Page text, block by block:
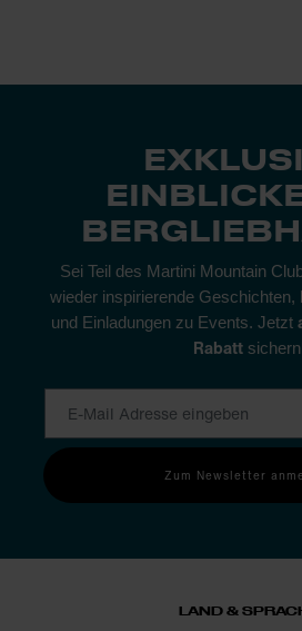
Sei Teil des Martini Mountain
wieder inspirierende Geschichten,
und Einladungen zu Events. Jetzt
Rabatt
Zum Newsletter
LAND &